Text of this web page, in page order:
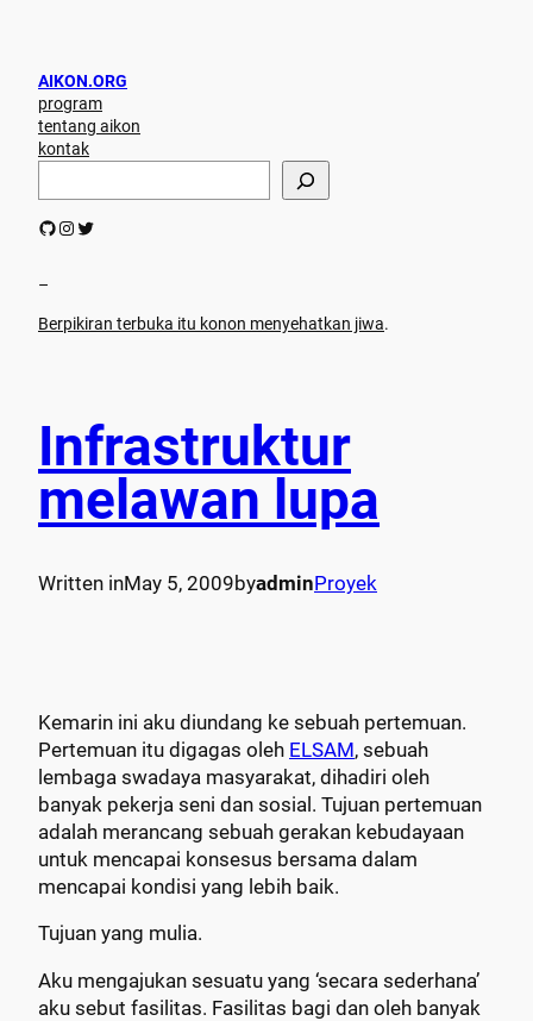
AIKON.ORG
program
tentang aikon
kontak
r
h
GitHub Instagram Twitter
–
Berpikiran terbuka itu konon menyehatkan jiwa.
Infrastruktur
melawan lupa
Written inMay 5, 2009byadmin Proyek
Kemarin ini aku diundang ke sebuah pertemuan.
Pertemuan itu digagas oleh ELSAM, sebuah
lembaga swadaya masyarakat, dihadiri oleh
banyak pekerja seni dan sosial. Tujuan pertemuan
adalah merancang sebuah gerakan kebudayaan
untuk mencapai konsesus bersama dalam
mencapai kondisi yang lebih baik.
Tujuan yang mulia.
Aku mengajukan sesuatu yang ‘secara sederhana’
aku sebut fasilitas. Fasilitas bagi dan oleh banyak